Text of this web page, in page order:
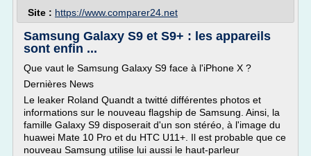
Site : https://www.comparer24.net
Samsung Galaxy S9 et S9+ : les appareils
sont enfin ...
Que vaut le Samsung Galaxy S9 face à l'iPhone X ?
Dernières News
Le leaker Roland Quandt a twitté différentes photos et
informations sur le nouveau flagship de Samsung. Ainsi, la
famille Galaxy S9 disposerait d'un son stéréo, à l'image du
huawei Mate 10 Pro et du HTC U11+. Il est probable que ce
nouveau Samsung utilise lui aussi le haut-parleur